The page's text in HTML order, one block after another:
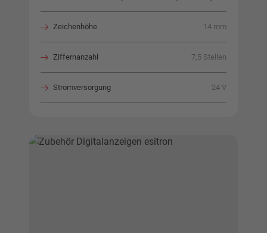
Zeichenhöhe 14 mm
Ziffernanzahl 7,5 Stellen
Stromversorgung 24 V